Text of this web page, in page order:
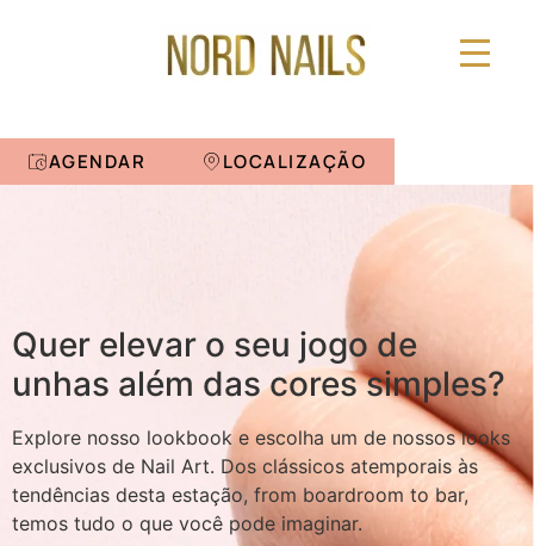
AGENDAR LOCALIZAÇÃO
Quer elevar o seu jogo de
unhas além das cores simples?
Explore nosso lookbook e escolha um de nossos looks
exclusivos de Nail Art. Dos clássicos atemporais às
tendências desta estação, from boardroom to bar,
temos tudo o que você pode imaginar.